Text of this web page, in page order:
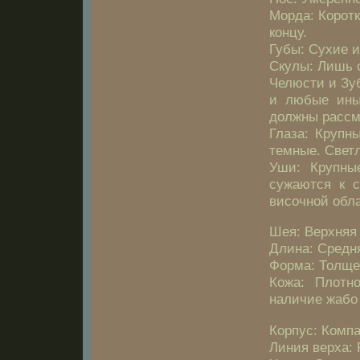
Морда:
концу.
Губы: Сухие
Скулы: Лишь
Челюсти и
и любые
должны
Глаза:
темные.
Уши:
сужаются к
височной
Шея: Верхняя
Длина:
Форма: Толще
Кожа:
наличие
Корпус:
Линия верха: